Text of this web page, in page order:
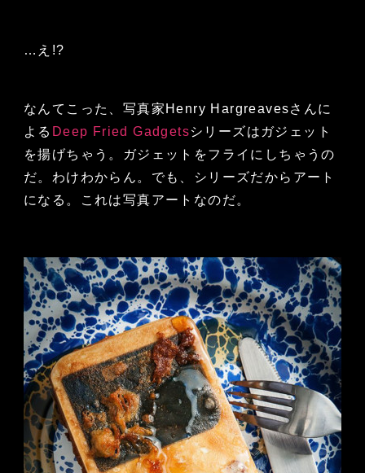
…え!?
なんてこった、写真家Henry Hargreavesさんに
よる Deep Fried Gadgetsシリーズはガジェット
を揚げちゃう。ガジェットをフライにしちゃうの
だ。わけわからん。でも、シリーズだからアート
になる。これは写真アートなのだ。